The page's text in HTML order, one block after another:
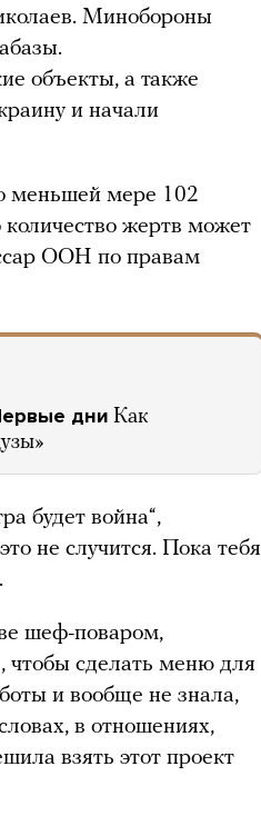
Минобороны
объекты, а также
и начали
меньшей мере 102
жертв может
ООН по правам
дни Как
будет война“,
не случится. Пока тебя
шеф-поваром,
чтобы сделать меню для
и вообще не знала,
в отношениях,
взять этот проект